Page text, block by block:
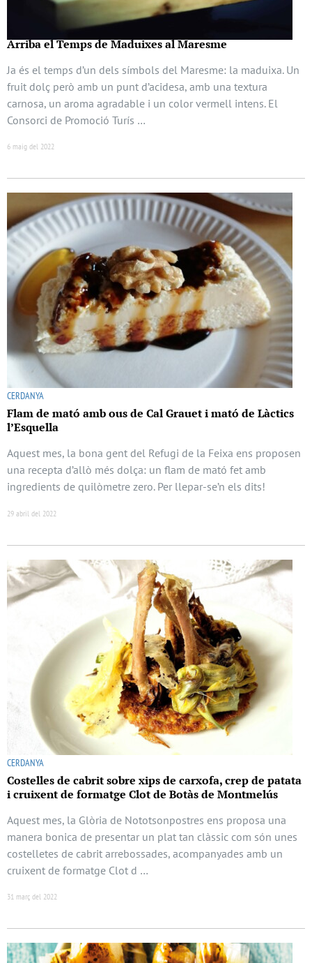
Arriba el Temps de Maduixes al Maresme
Ja és el temps d’un dels símbols del Maresme: la maduixa. Un
fruit dolç però amb un punt d’acidesa, amb una textura
carnosa, un aroma agradable i un color vermell intens. El
Consorci de Promoció Turís …
6 maig del 2022
CERDANYA
Flam de mató amb ous de Cal Grauet i mató de Làctics
l’Esquella
Aquest mes, la bona gent del Refugi de la Feixa ens proposen
una recepta d’allò més dolça: un flam de mató fet amb
ingredients de quilòmetre zero. Per llepar-se’n els dits!
29 abril del 2022
CERDANYA
Costelles de cabrit sobre xips de carxofa, crep de patata
i cruixent de formatge Clot de Botàs de Montmelús
Aquest mes, la Glòria de Nototsonpostres ens proposa una
manera bonica de presentar un plat tan clàssic com són unes
costelletes de cabrit arrebossades, acompanyades amb un
cruixent de formatge Clot d …
31 març del 2022